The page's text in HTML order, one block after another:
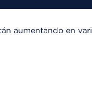
aumentando en